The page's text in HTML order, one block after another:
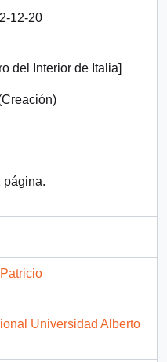
12-20
del Interior de Italia]
página.
Universidad Alberto